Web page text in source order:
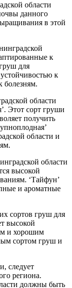
области
данного
в этой
к
для
к
болезням.
области
Этот сорт груши
получить
области и
области
высокой
‘Тайфун’
и ароматные
сортов груш для
высокой
и хорошим
сортом груш и
следует
региона.
должны быть